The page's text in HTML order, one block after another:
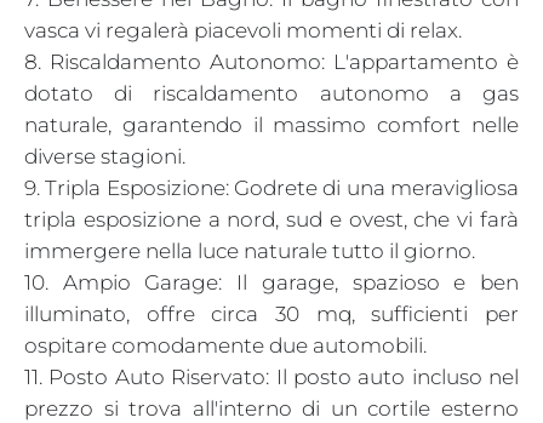
vasca vi regalerà piacevoli momenti di relax.
8. Riscaldamento Autonomo: L'appartamento è
dotato di riscaldamento autonomo a gas
naturale, garantendo il massimo comfort nelle
diverse stagioni.
9. Tripla Esposizione: Godrete di una meravigliosa
tripla esposizione a nord, sud e ovest, che vi farà
immergere nella luce naturale tutto il giorno.
10. Ampio Garage: Il garage, spazioso e ben
illuminato, offre circa 30 mq, sufficienti per
ospitare comodamente due automobili.
11. Posto Auto Riservato: Il posto auto incluso nel
prezzo si trova all'interno di un cortile esterno